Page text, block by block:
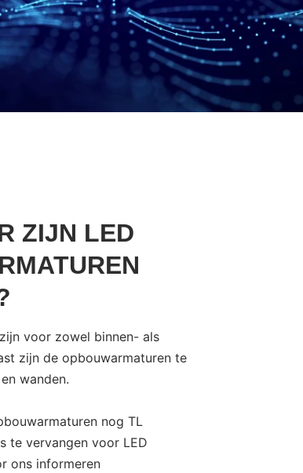
ZIJN LED
voor zowel binnen- als
zijn de opbouwarmaturen te
wanden.
nog TL
te vervangen voor LED
ons informeren